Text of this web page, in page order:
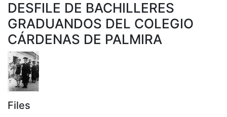
DESFILE DE BACHILLERES
GRADUANDOS DEL COLEGIO
CÁRDENAS DE PALMIRA
Files